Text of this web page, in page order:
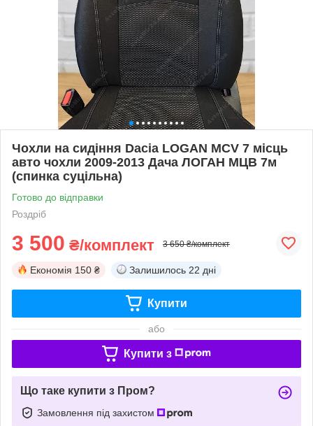
Чохли на сидіння Dacia LOGAN MCV 7 місць
авто чохли 2009-2013 Дача ЛОГАН МЦВ 7м
(спинка суцільна)
Готово до відправки
Роздріб
3 500 ₴/комплект 3 650 ₴/комплект
Економія 150 ₴ Залишилось 22 дні
Купити
або
Купити з
Що таке купити з Пром?
Замовлення під захистом